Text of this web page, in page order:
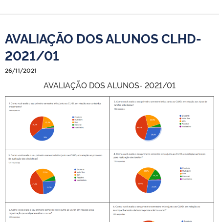
AVALIAÇÃO DOS ALUNOS CLHD-
2021/01
26/11/2021
AVALIAÇÃO DOS ALUNOS- 2021/01